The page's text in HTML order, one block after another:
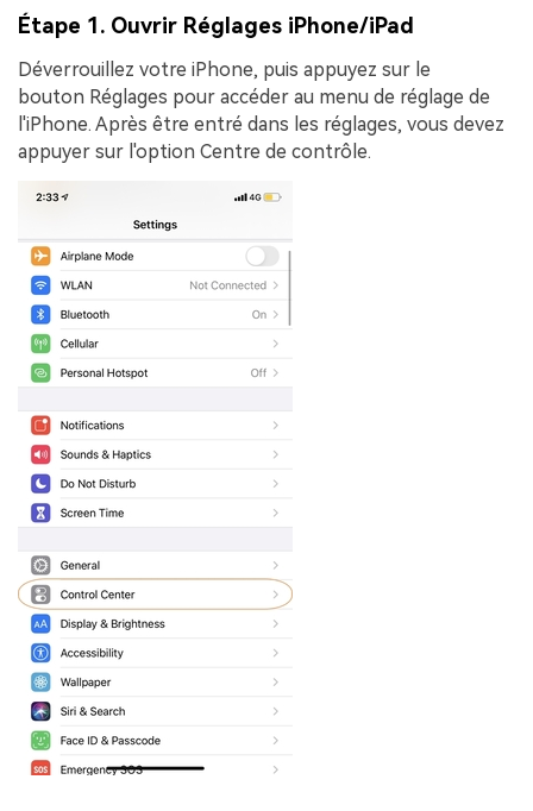
Étape 1. Ouvrir Réglages iPhone/iPad
Déverrouillez votre iPhone, puis appuyez sur le
bouton Réglages pour accéder au menu de réglage de
l'iPhone. Après être entré dans les réglages, vous devez
appuyer sur l'option Centre de contrôle.